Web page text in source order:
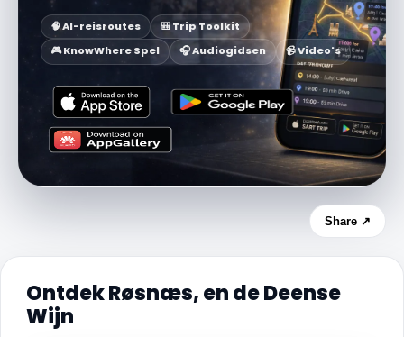
🧠 AI-reisroutes
🎒 Trip Toolkit
🎮 KnowWhere Spel
🎧 Audiogidsen 📹 Video's
Share ↗
Ontdek Røsnæs, en de Deense
Wijn